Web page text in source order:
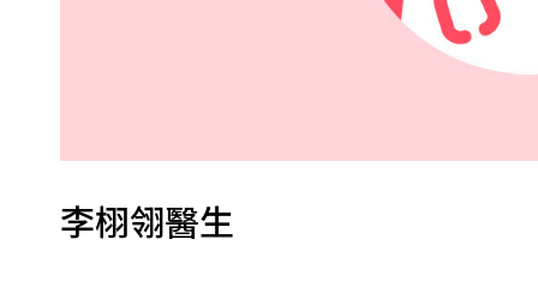
李栩翎醫生